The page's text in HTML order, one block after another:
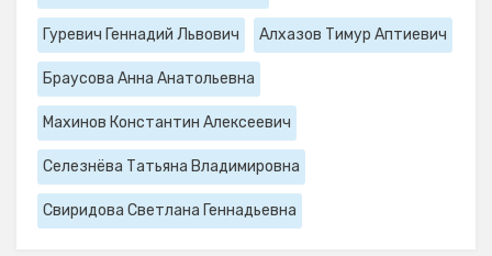
Гуревич Геннадий Львович Алхазов Тимур Аптиевич
Браусова Анна Анатольевна
Махинов Константин Алексеевич
Селезнёва Татьяна Владимировна
Свиридова Светлана Геннадьевна